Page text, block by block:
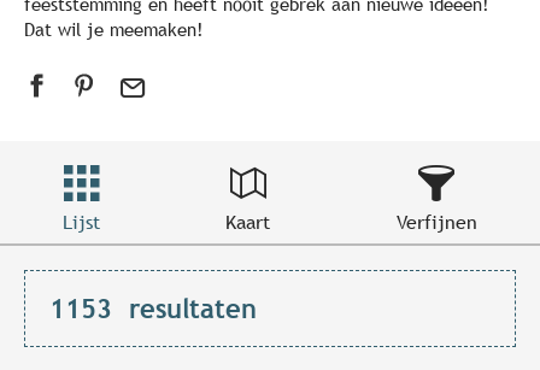
feeststemming en heeft nooit gebrek aan nieuwe ideeën!
Dat wil je meemaken!
Lijst Kaart Verfijnen
1153 resultaten